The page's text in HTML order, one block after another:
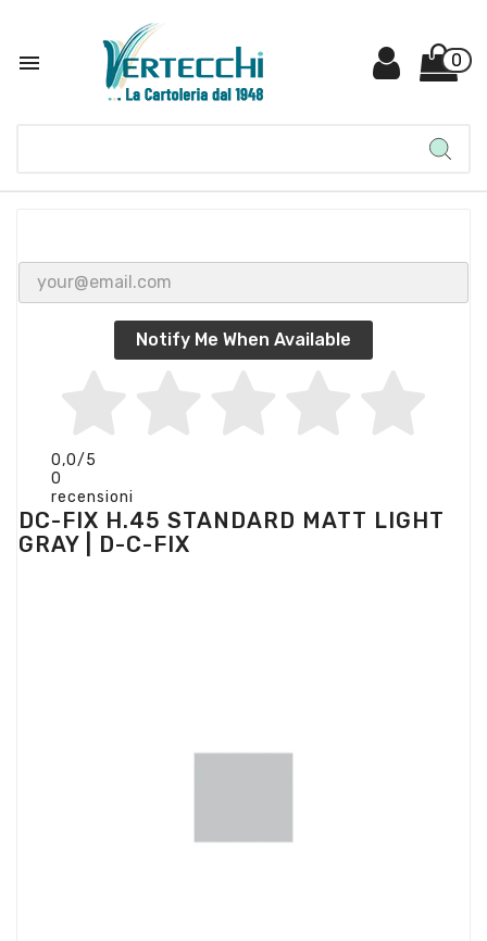
 0
Notify Me When Available
0,0/5
0
recensioni
DC-FIX H.45 STANDARD MATT LIGHT
GRAY | D-C-FIX